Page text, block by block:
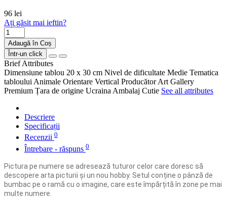
96 lei
Ați găsit mai ieftin?
Adaugă în Coș
Într-un click
Brief Attributes
Dimensiune tablou 20 x 30 cm Nivel de dificultate Medie Tematica
tabloului Animale Orientare Vertical Producător Art Gallery
Premium Țara de origine Ucraina Ambalaj Cutie See all attributes
Descriere
Specificații
Recenzii 0
Întrebare - răspuns 0
Pictura pe numere se adresează tuturor celor care doresc să
descopere arta picturii și un nou hobby. Setul conține o pânză de
bumbac pe o ramă cu o imagine, care este împărțită în zone pe mai
multe numere.